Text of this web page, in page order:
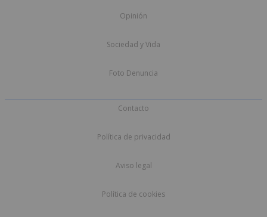
Opinión
Sociedad y Vida
Foto Denuncia
Contacto
Política de privacidad
Aviso legal
Política de cookies